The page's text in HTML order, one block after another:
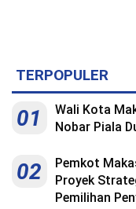
TERPOPULER
01
Wali Kota
Nobar Piala
02
Pemkot
Proyek
Pemilihan